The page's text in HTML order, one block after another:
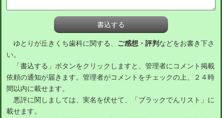
ゆとりが丘きくち歯科に関する、 ご感想・評判 などをお書き下さ
い。
「書込する」ボタンをクリックしますと、管理者にコメント掲載
依頼の通知が届きます。管理者がコメントをチェックの上、２４時
間以内に載せます。
悪評に関しましては、実名を伏せて、「ブラックでんリスト」に
載せます。